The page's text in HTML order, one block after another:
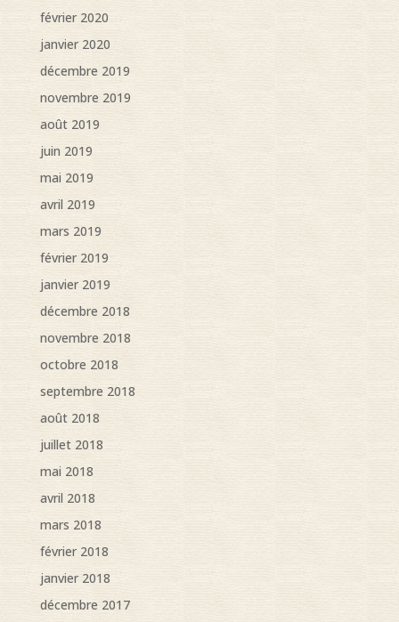
février 2020
janvier 2020
décembre 2019
novembre 2019
août 2019
juin 2019
mai 2019
avril 2019
mars 2019
février 2019
janvier 2019
décembre 2018
novembre 2018
octobre 2018
septembre 2018
août 2018
juillet 2018
mai 2018
avril 2018
mars 2018
février 2018
janvier 2018
décembre 2017